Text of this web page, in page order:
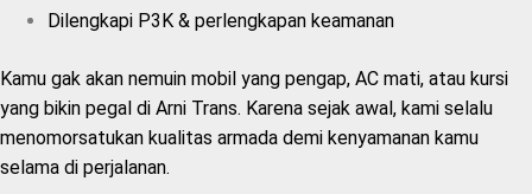
Dilengkapi P3K & perlengkapan keamanan
Kamu gak akan nemuin mobil yang pengap, AC mati, atau kursi
yang bikin pegal di Arni Trans. Karena sejak awal, kami selalu
menomorsatukan kualitas armada demi kenyamanan kamu
selama di perjalanan.